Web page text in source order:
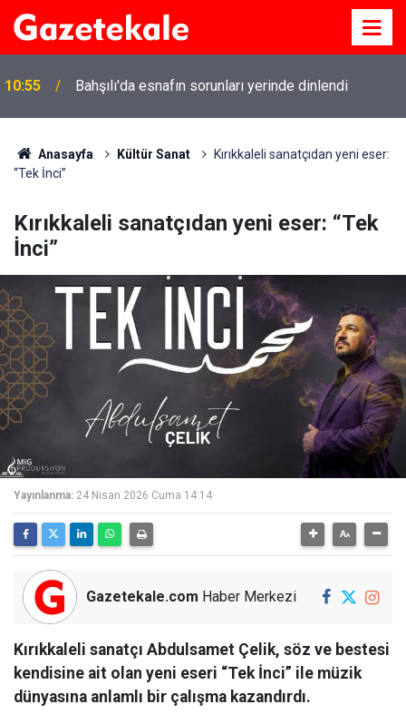
10:55 Bahşılı'da esnafın sorunları yerinde dinlendi
Anasayfa Kültür Sanat
Kırıkkaleli sanatçıdan yeni eser:
“Tek İnci”
Kırıkkaleli sanatçıdan yeni eser: “Tek
İnci”
Yayınlanma: 24 Nisan 2026 Cuma 14:14
Gazetekale.com Haber Merkezi
Kırıkkaleli sanatçı Abdulsamet Çelik, söz ve bestesi
kendisine ait olan yeni eseri “Tek İnci” ile müzik
dünyasına anlamlı bir çalışma kazandırdı.